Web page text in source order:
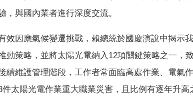
，與國內業者進行深度交流。
效因應氣候變遷挑戰，賴總統於國慶演說中揭示
動策略，並將太陽光電納入12項關鍵策略之一，
續維護管理階段，工作者常面臨高處作業、電氣
太陽光電作業重大職業災害，且比例有逐年升